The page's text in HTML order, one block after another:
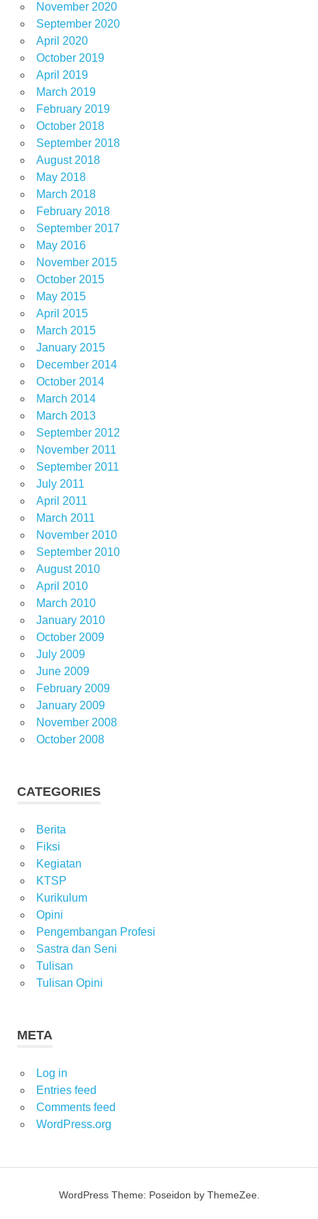
November 2020
September 2020
April 2020
October 2019
April 2019
March 2019
February 2019
October 2018
September 2018
August 2018
May 2018
March 2018
February 2018
September 2017
May 2016
November 2015
October 2015
May 2015
April 2015
March 2015
January 2015
December 2014
October 2014
March 2014
March 2013
September 2012
November 2011
September 2011
July 2011
April 2011
March 2011
November 2010
September 2010
August 2010
April 2010
March 2010
January 2010
October 2009
July 2009
June 2009
February 2009
January 2009
November 2008
October 2008
CATEGORIES
Berita
Fiksi
Kegiatan
KTSP
Kurikulum
Opini
Pengembangan Profesi
Sastra dan Seni
Tulisan
Tulisan Opini
META
Log in
Entries feed
Comments feed
WordPress.org
WordPress Theme: Poseidon by ThemeZee.